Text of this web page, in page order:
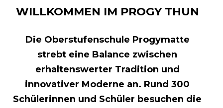
WILLKOMMEN IM PROGY THUN
Die Oberstufenschule Progymatte
strebt eine Balance zwischen
erhaltenswerter Tradition und
innovativer Moderne an. Rund 300
Schülerinnen und Schüler besuchen die